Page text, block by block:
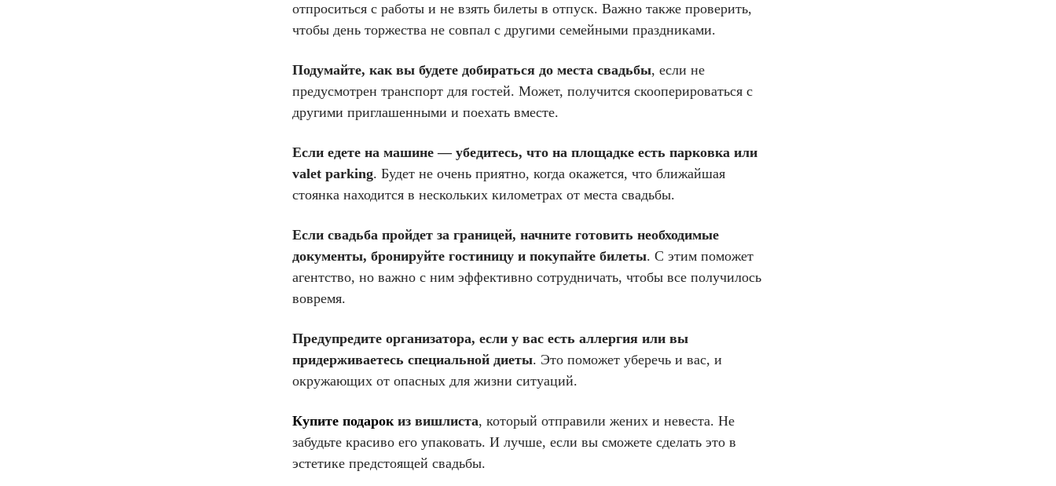
отпроситься с работы и не взять билеты в отпуск. Важно также проверить,
чтобы день торжества не совпал с другими семейными праздниками.
Подумайте, как вы будете добираться до места свадьбы, если не
предусмотрен транспорт для гостей. Может, получится скооперироваться с
другими приглашенными и поехать вместе.
Если едете на машине — убедитесь, что на площадке есть парковка или
valet parking. Будет не очень приятно, когда окажется, что ближайшая
стоянка находится в нескольких километрах от места свадьбы.
Если свадьба пройдет за границей, начните готовить необходимые
документы, бронируйте гостиницу и покупайте билеты. С этим поможет
агентство, но важно с ним эффективно сотрудничать, чтобы все получилось
вовремя.
Предупредите организатора, если у вас есть аллергия или вы
придерживаетесь специальной диеты. Это поможет уберечь и вас, и
окружающих от опасных для жизни ситуаций.
Купите подарокиз вишлиста, который отправили жених и невеста. Не
забудьте красиво его упаковать. И лучше, если вы сможете сделать это в
эстетике предстоящей свадьбы.